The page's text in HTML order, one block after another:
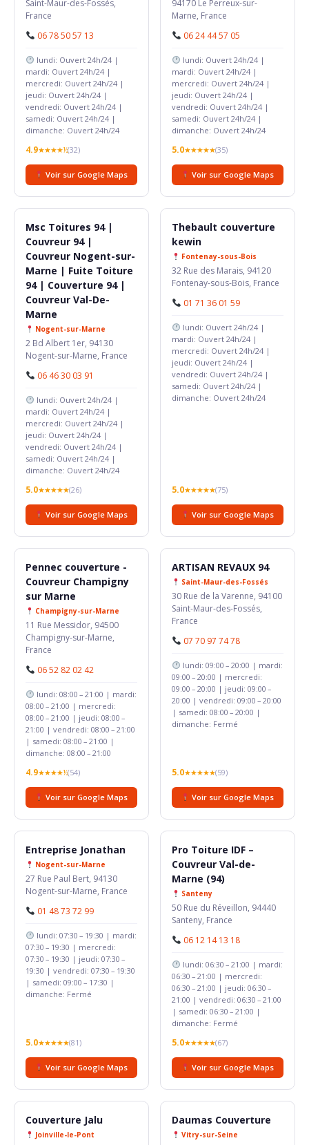
Saint-Maur-des-Fossés,
France
06 78 50 57 13
lundi: Ouvert 24h/24 |
mardi: Ouvert 24h/24 |
mercredi: Ouvert 24h/24 |
jeudi: Ouvert 24h/24 |
vendredi: Ouvert 24h/24 |
samedi: Ouvert 24h/24 |
dimanche: Ouvert 24h/24
4.9★★★★½(32)
Voir sur Google Maps
94170 Le Perreux-sur-
Marne, France
06 24 44 57 05
lundi: Ouvert 24h/24 |
mardi: Ouvert 24h/24 |
mercredi: Ouvert 24h/24 |
jeudi: Ouvert 24h/24 |
vendredi: Ouvert 24h/24 |
samedi: Ouvert 24h/24 |
dimanche: Ouvert 24h/24
5.0★★★★★(35)
Voir sur Google Maps
Msc Toitures 94 |
Couvreur 94 |
Couvreur Nogent-sur-
Marne | Fuite Toiture
94 | Couverture 94 |
Couvreur Val-De-
Marne
Nogent-sur-Marne
2 Bd Albert 1er, 94130
Nogent-sur-Marne, France
06 46 30 03 91
lundi: Ouvert 24h/24 |
mardi: Ouvert 24h/24 |
mercredi: Ouvert 24h/24 |
jeudi: Ouvert 24h/24 |
vendredi: Ouvert 24h/24 |
samedi: Ouvert 24h/24 |
dimanche: Ouvert 24h/24
5.0★★★★★(26)
Voir sur Google Maps
Thebault couverture
kewin
Fontenay-sous-Bois
32 Rue des Marais, 94120
Fontenay-sous-Bois, France
01 71 36 01 59
lundi: Ouvert 24h/24 |
mardi: Ouvert 24h/24 |
mercredi: Ouvert 24h/24 |
jeudi: Ouvert 24h/24 |
vendredi: Ouvert 24h/24 |
samedi: Ouvert 24h/24 |
dimanche: Ouvert 24h/24
5.0★★★★★(75)
Voir sur Google Maps
Pennec couverture -
Couvreur Champigny
sur Marne
Champigny-sur-Marne
11 Rue Messidor, 94500
Champigny-sur-Marne,
France
06 52 82 02 42
lundi: 08:00 – 21:00 | mardi:
08:00 – 21:00 | mercredi:
08:00 – 21:00 | jeudi: 08:00 –
21:00 | vendredi: 08:00 – 21:00
| samedi: 08:00 – 21:00 |
dimanche: 08:00 – 21:00
4.9★★★★½(54)
Voir sur Google Maps
ARTISAN REVAUX 94
Saint-Maur-des-Fossés
30 Rue de la Varenne, 94100
Saint-Maur-des-Fossés,
France
07 70 97 74 78
lundi: 09:00 – 20:00 | mardi:
09:00 – 20:00 | mercredi:
09:00 – 20:00 | jeudi: 09:00 –
20:00 | vendredi: 09:00 – 20:00
| samedi: 08:00 – 20:00 |
dimanche: Fermé
5.0★★★★★(59)
Voir sur Google Maps
Entreprise Jonathan
Nogent-sur-Marne
27 Rue Paul Bert, 94130
Nogent-sur-Marne, France
01 48 73 72 99
lundi: 07:30 – 19:30 | mardi:
07:30 – 19:30 | mercredi:
07:30 – 19:30 | jeudi: 07:30 –
19:30 | vendredi: 07:30 – 19:30
| samedi: 09:00 – 17:30 |
dimanche: Fermé
5.0★★★★★(81)
Voir sur Google Maps
Pro Toiture IDF –
Couvreur Val-de-
Marne (94)
Santeny
50 Rue du Réveillon, 94440
Santeny, France
06 12 14 13 18
lundi: 06:30 – 21:00 | mardi:
06:30 – 21:00 | mercredi:
06:30 – 21:00 | jeudi: 06:30 –
21:00 | vendredi: 06:30 – 21:00
| samedi: 06:30 – 21:00 |
dimanche: Fermé
5.0★★★★★(67)
Voir sur Google Maps
Couverture Jalu
Joinville-le-Pont
Daumas Couverture
Vitry-sur-Seine